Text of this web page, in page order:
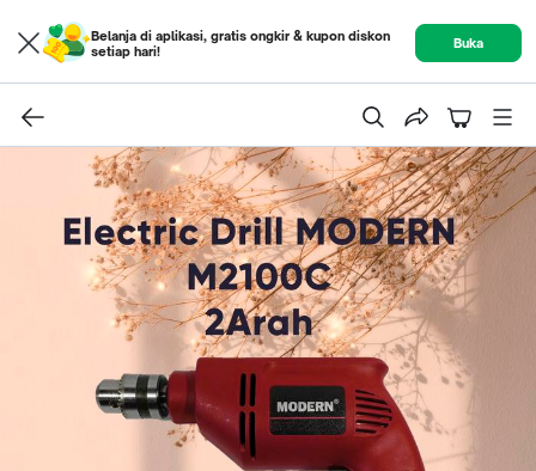
Belanja di aplikasi, gratis ongkir & kupon diskon
setiap hari!
Buka